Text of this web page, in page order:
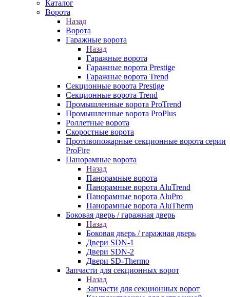
Каталог
Ворота
Назад
Ворота
Гаражные ворота
Назад
Гаражные ворота
Гаражные ворота Prestige
Гаражные ворота Trend
Секционные ворота Prestige
Секционные ворота Trend
Промышленные ворота ProTrend
Промышленные ворота ProPlus
Роллетные ворота
Скоростные ворота
Противопожарные секционные ворота серии
ProFire
Панорамные ворота
Назад
Панорамные ворота
Панорамные ворота AluTrend
Панорамные ворота AluPro
Панорамные ворота AluTherm
Боковая дверь / гаражная дверь
Назад
Боковая дверь / гаражная дверь
Двери SDN-1
Двери SDN-2
Двери SD-Thermo
Запчасти для секционных ворот
Назад
Запчасти для секционных ворот